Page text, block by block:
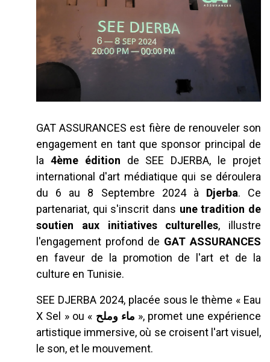
GAT ASSURANCES est fière de renouveler son
engagement en tant que sponsor principal de
la 4ème édition de SEE DJERBA, le projet
international d'art médiatique qui se déroulera
du 6 au 8 Septembre 2024 à Djerba. Ce
partenariat, qui s'inscrit dans une tradition de
soutien aux initiatives culturelles, illustre
l'engagement profond de GAT ASSURANCES
en faveur de la promotion de l'art et de la
culture en Tunisie.
SEE DJERBA 2024, placée sous le thème « Eau
X Sel » ou « ماء وملح », promet une expérience
artistique immersive, où se croisent l'art visuel,
le son, et le mouvement.